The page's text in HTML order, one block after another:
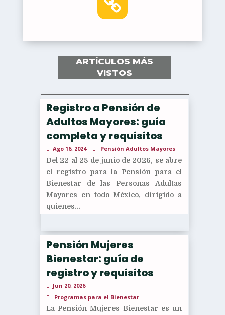
ARTÍCULOS MÁS
VISTOS
Registro a Pensión de
Adultos Mayores: guía
completa y requisitos
Ago 16, 2024 Pensión Adultos Mayores
Del 22 al 28 de junio de 2026, se abre
el registro para la Pensión para el
Bienestar de las Personas Adultas
Mayores en todo México, dirigido a
quienes...
Pensión Mujeres
Bienestar: guía de
registro y requisitos
Jun 20, 2026
Programas para el Bienestar
La Pensión Mujeres Bienestar es un